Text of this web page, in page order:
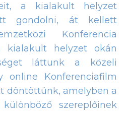
a kialakult helyzet
gondolni, át kellett
Konferencia
kialakult helyzet okán
láttunk a közeli
online Konferenciafilm
döntöttünk, amelyben a
szereplőinek